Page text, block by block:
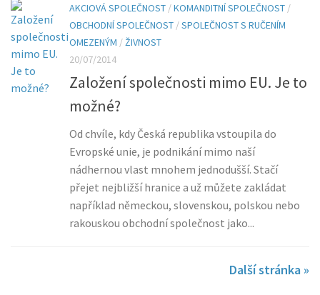
AKCIOVÁ SPOLEČNOST /KOMANDITNÍ SPOLEČNOST /
OBCHODNÍ SPOLEČNOST /SPOLEČNOST S RUČENÍM
OMEZENÝM /ŽIVNOST
20/07/2014
Založení společnosti mimo EU. Je to
možné?
Od chvíle, kdy Česká republika vstoupila do
Evropské unie, je podnikání mimo naší
nádhernou vlast mnohem jednodušší. Stačí
přejet nejbližší hranice a už můžete zakládat
například německou, slovenskou, polskou nebo
rakouskou obchodní společnost jako...
Další stránka »